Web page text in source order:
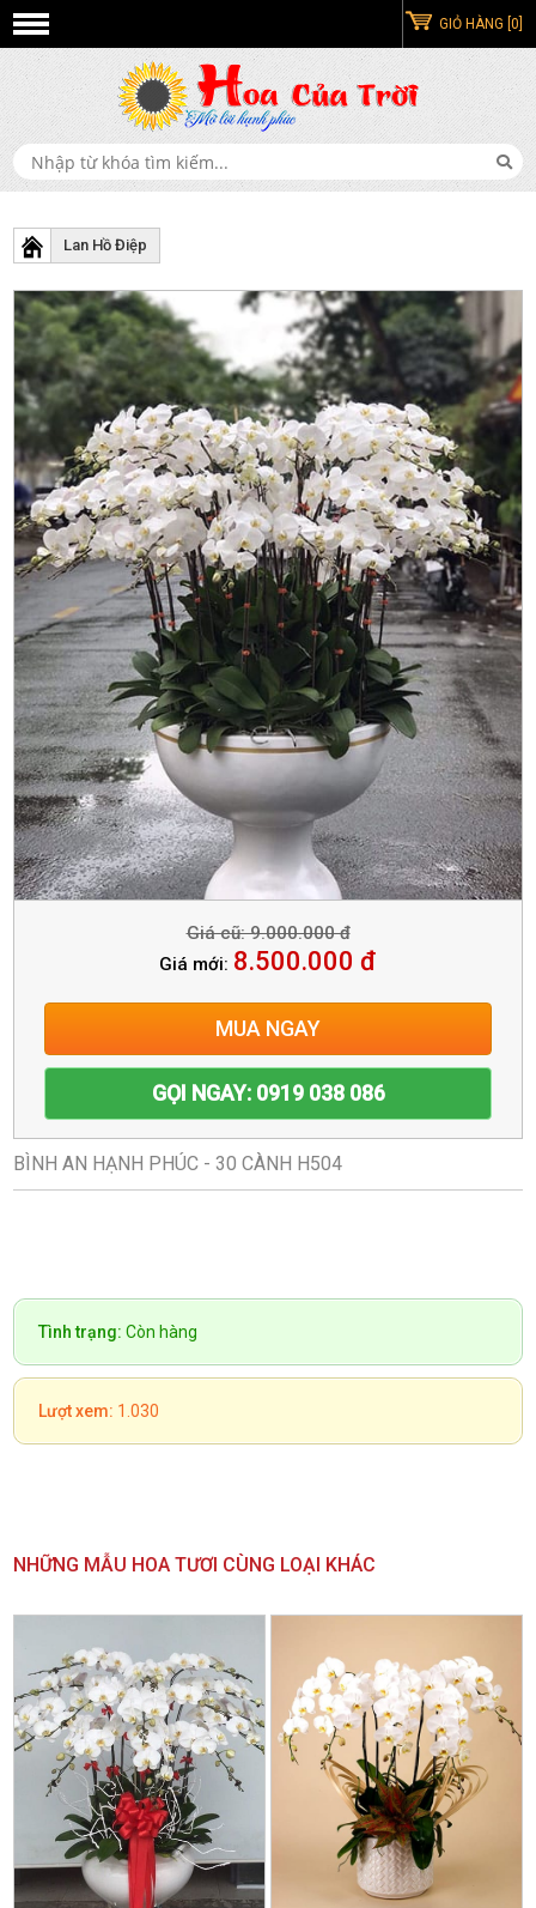
GIỎ HÀNG [0]
Lan Hồ Điệp
Giá cũ: 9.000.000 đ
Giá mới: 8.500.000 đ
MUA NGAY
GỌI NGAY: 0919 038 086
BÌNH AN HẠNH PHÚC - 30 CÀNH H504
Tình trạng: Còn hàng
Lượt xem: 1.030
NHỮNG MẪU HOA TƯƠI CÙNG LOẠI KHÁC